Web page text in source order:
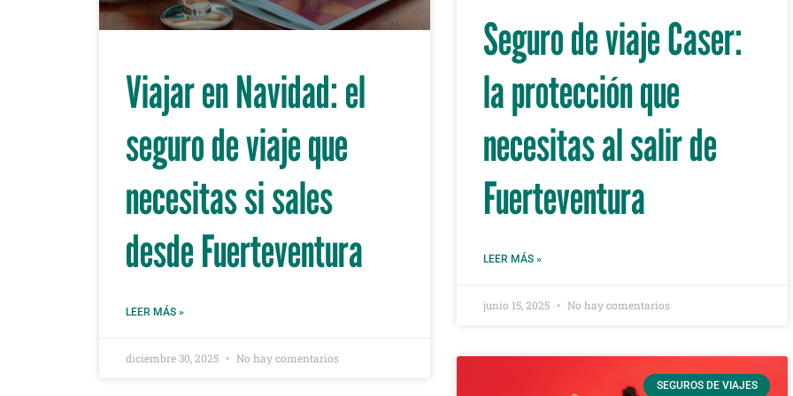
Viajar en Navidad: el
seguro de viaje que
necesitas si sales
desde Fuerteventura
LEER MÁS »
diciembre 30, 2025 No hay comentarios
Seguro de viaje Caser:
la protección que
necesitas al salir de
Fuerteventura
LEER MÁS »
junio 15, 2025 No hay comentarios
SEGUROS DE VIAJES